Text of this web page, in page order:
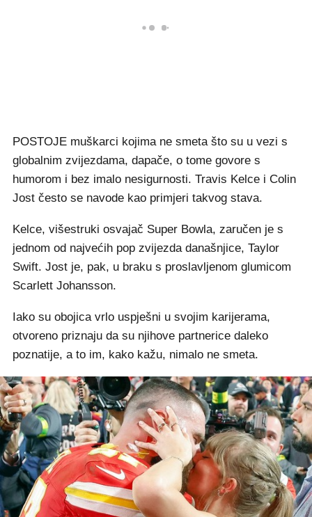
POSTOJE muškarci kojima ne smeta što su u vezi s
globalnim zvijezdama, dapače, o tome govore s
humorom i bez imalo nesigurnosti. Travis Kelce i Colin
Jost često se navode kao primjeri takvog stava.
Kelce, višestruki osvajač Super Bowla, zaručen je s
jednom od najvećih pop zvijezda današnjice, Taylor
Swift. Jost je, pak, u braku s proslavljenom glumicom
Scarlett Johansson.
Iako su obojica vrlo uspješni u svojim karijerama,
otvoreno priznaju da su njihove partnerice daleko
poznatije, a to im, kako kažu, nimalo ne smeta.